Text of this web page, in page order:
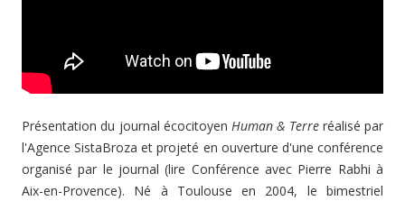
Présentation du journal écocitoyen Human & Terreréalisé par
l'Agence SistaBroza et projeté en ouverture d'une conférence
organisé par le journal (lire Conférence avec Pierre Rabhi à
Aix-en-Provence). Né à Toulouse en 2004, le bimestriel